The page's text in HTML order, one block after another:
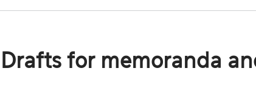
Drafts for memoranda